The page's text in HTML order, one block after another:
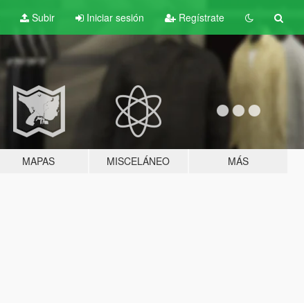
Subir Iniciar sesión Regístrate
MAPAS MISCELÁNEO MÁS